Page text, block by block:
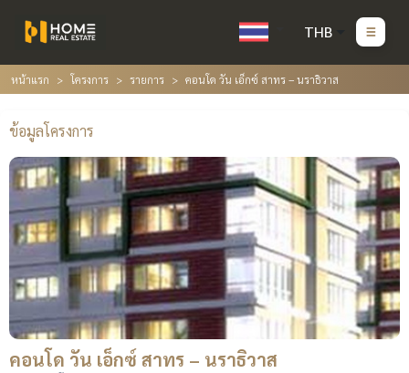
THB
หน้าแรก โครงการ รายการ คอนโด วัน เอ็กซ์ สาทร – นราธิวาส
ข้อมูลโครงการ
คอนโด วัน เอ็กซ์ สาทร – นราธิวาส